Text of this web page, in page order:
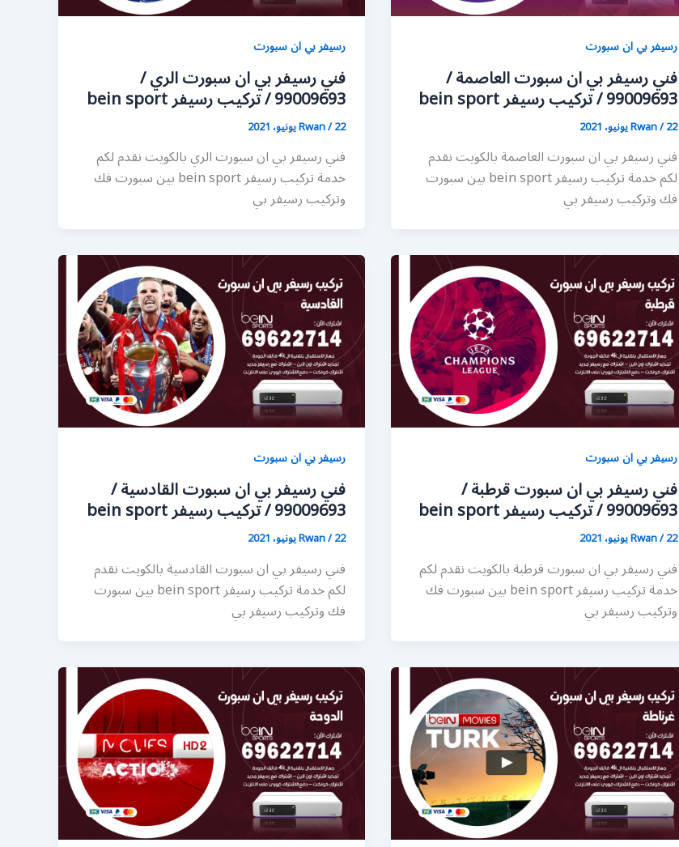
رسيفر بي ان سبورت
فني رسيفر بي ان سبورت العاصمة /
99009693 / تركيب رسيفر bein sport
Rwan/22 يونيو، 2021
فني رسيفر بي ان سبورت العاصمة بالكويت نقدم
لكم خدمة تركيب رسيفر bein sport بين سبورت
فك وتركيب رسيفر بي
رسيفر بي ان سبورت
فني رسيفر بي ان سبورت الري /
99009693 / تركيب رسيفر bein sport
Rwan/22 يونيو، 2021
فني رسيفر بي ان سبورت الري بالكويت نقدم لكم
خدمة تركيب رسيفر bein sport بين سبورت فك
وتركيب رسيفر بي
رسيفر بي ان سبورت
فني رسيفر بي ان سبورت قرطبة /
99009693 / تركيب رسيفر bein sport
Rwan/22 يونيو، 2021
فني رسيفر بي ان سبورت قرطبة بالكويت نقدم لكم
خدمة تركيب رسيفر bein sport بين سبورت فك
وتركيب رسيفر بي
رسيفر بي ان سبورت
فني رسيفر بي ان سبورت القادسية /
99009693 / تركيب رسيفر bein sport
Rwan/22 يونيو، 2021
فني رسيفر بي ان سبورت القادسية بالكويت نقدم
لكم خدمة تركيب رسيفر bein sport بين سبورت
فك وتركيب رسيفر بي